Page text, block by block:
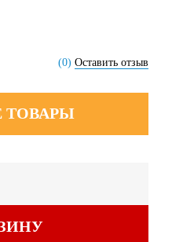
(0) Оставить отзыв
ТОВАРЫ